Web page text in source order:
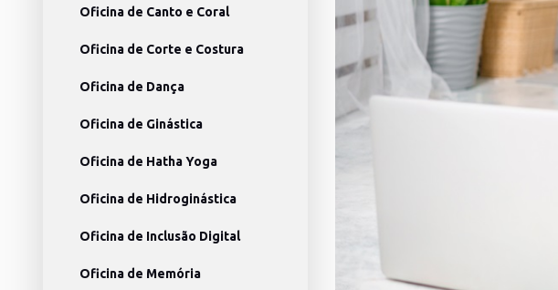
Oficina de Canto e Coral
Oficina de Corte e Costura
Oficina de Dança
Oficina de Ginástica
Oficina de Hatha Yoga
Oficina de Hidroginástica
Oficina de Inclusão Digital
Oficina de Memória